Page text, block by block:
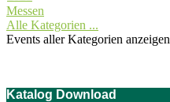
Messen
Alle Kategorien ...
Events aller Kategorien anzeigen
Katalog Download